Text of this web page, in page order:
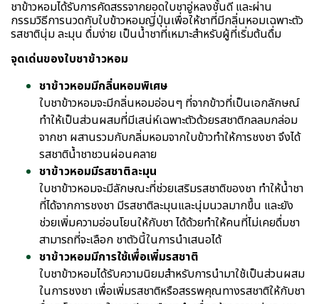
ชาข้าวหอมได้รับการคัดสรรจากยอดใบชาอู่หลงชั้นดี และผ่าน
กรรมวิธีการนวดกับใบข้าวหอมญี่ปุ่นเพื่อให้ชาที่มีกลิ่นหอมเฉพาะตัว
รสชาตินุ่ม ละมุน ดื่มง่าย เป็นน้ำชาที่เหมาะสำหรับผู้ที่เริ่มต้นดื่ม
จุดเด่นของใบชาข้าวหอม
ชาข้าวหอมมีกลิ่นหอมพิเศษ
ใบชาข้าวหอมจะมีกลิ่นหอมอ่อนๆ ที่จากข้าวที่เป็นเอกลักษณ์
ทำให้เป็นส่วนผสมที่มีเสน่ห์เฉพาะตัวด้วยรสชาติกลลมกล่อม
จากชา ผสานรวมกับกลิ่มหอมจากใบข้าวทำให้การชงชา จึงได้
รสชาติน้ำชาชวนผ่อนคลาย
ชาข้าวหอมมีรสชาติละมุน
ใบชาข้าวหอมจะมีลักษณะที่ช่วยเสริมรสชาติของชา ทำให้น้ำชา
ที่ได้จากการชงชา มีรสชาติละมุนและนุ่มนวลมากขึ้น และยัง
ช่วยเพิ่มความอ่อนโยนให้กับชา ได้ด้วยทำให้คนที่ไม่เคยดื่มชา
สามารถที่จะเลือก ชาตัวนี้ในการนำเสนอได้
ชาข้าวหอมมีการใช้เพื่อเพิ่มรสชาติ
ใบชาข้าวหอมได้รับความนิยมสำหรับการนำมาใช้เป็นส่วนผสม
ในการชงชา เพื่อเพิ่มรสชาติหรือสรรพคุณทางรสชาติให้กับชา